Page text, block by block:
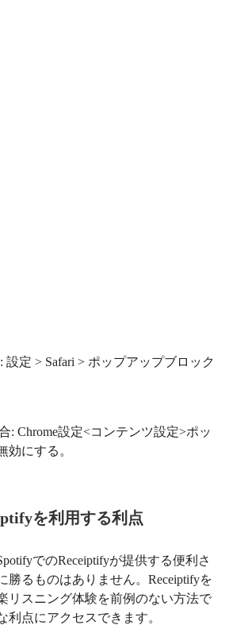
設定 > Safari > ポップアップブロック
: Chrome設定<コンテンツ設定>ポッ
効にする。
を利用する利点
でのReceiptifyが提供する便利さ
勝るものはありません。Receiptifyを
リスニング体験を前例のない方法で
利点にアクセスできます。